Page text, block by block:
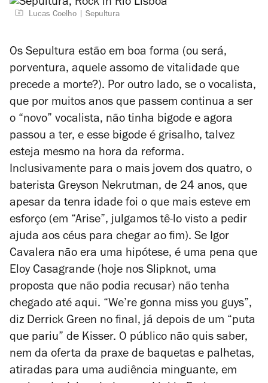
Lucas Coelho Sepultura
Os Sepultura estão em boa forma (ou será,
porventura, aquele assomo de vitalidade que
precede a morte?). Por outro lado, se o vocalista,
que por muitos anos que passem continua a ser
o “novo” vocalista, não tinha bigode e agora
passou a ter, e esse bigode é grisalho, talvez
esteja mesmo na hora da reforma.
Inclusivamente para o mais jovem dos quatro, o
baterista Greyson Nekrutman, de 24 anos, que
apesar da tenra idade foi o que mais esteve em
esforço (em “Arise”, julgamos tê-lo visto a pedir
ajuda aos céus para chegar ao fim). Se Igor
Cavalera não era uma hipótese, é uma pena que
Eloy Casagrande (hoje nos Slipknot, uma
proposta que não podia recusar) não tenha
chegado até aqui. “We’re gonna miss you guys”,
diz Derrick Green no final, já depois de um “puta
que pariu” de Kisser. O público não quis saber,
nem da oferta da praxe de baquetas e palhetas,
atiradas para uma audiência minguante, em